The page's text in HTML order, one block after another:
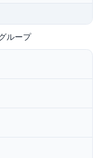
ループ